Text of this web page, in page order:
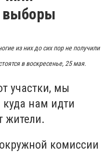
выборы
из них до сих пор не получили
в воскресенье, 25 мая.
участки, мы
нам идти
жители.
комиссии